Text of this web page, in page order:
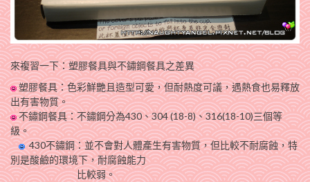
來複習一下：塑膠餐具與不鏽鋼餐具之差異
塑膠餐具：色彩鮮艷且造型可愛，但耐熱度可議，遇熱食也易釋放
出有害物質。
不鏽鋼餐具：不鏽鋼分為430、304 (18-8)、316(18-10)三個等
級。
430不鏽鋼：並不會對人體產生有害物質，但比較不耐腐蝕，特
別是酸鹼的環境下，耐腐蝕能力
比較弱。